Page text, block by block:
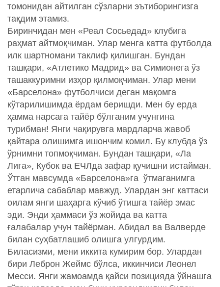
томонидан айтилган сўзларни эътиборингизга
тақдим этамиз.
Биринчидан мен «Реал Сосьедад» клубига
раҳмат айтмоқчиман. Улар менга катта футболда
илк шартномани таклиф қилишган. Бундан
ташқари, «Атлетико Мадрид» ва Симионега ўз
ташаккуримни изҳор қилмоқчиман. Улар мени
«Барселона» футболчиси деган мақомга
кўтарилишимда ёрдам беришди. Мен бу ерда
ҳамма нарсага тайёр бўлганим учунгина
турибман! Янги чақирувга мардларча жавоб
қайтара олишимга ишончим комил. Бу клубда ўз
ўрнимни топмоқчиман. Бундан ташқари, «Ла
Лига», Кубок ва ЕЧЛда зафар қучишни истайман.
Ўтган мавсумда «Барселона»га ўтмаганимга
етарлича сабаблар мавжуд. Улардан энг каттаси
оилам янги шаҳарга кўчиб ўтишга тайёр эмас
эди. Энди ҳаммаси ўз жойида ва катта
ғалабалар учун тайёрман. Абидал ва Валверде
билан суҳбатлашиб олишга улгурдим.
Биласизми, мени иккита кумирим бор. Улардан
бири Леброн Жеймс бўлса, иккинчиси Леонел
Месси. Янги жамоамда қайси позицияда ўйнашга